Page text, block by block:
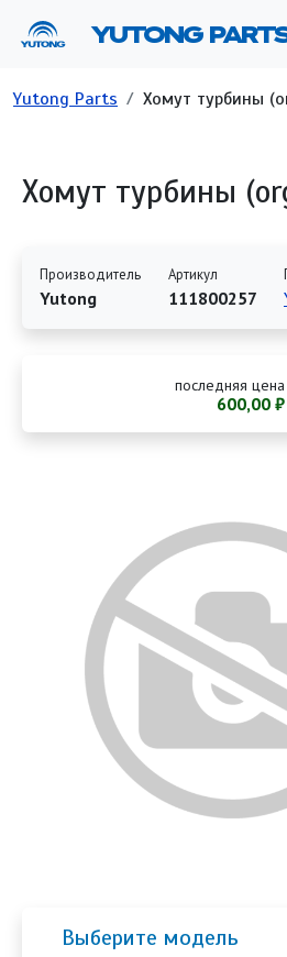
YUTONG PARTS
Строка навигации
Yutong Parts Хомут турбины
Выберите модель
Хомут турбины
Производитель
Yutong
Артикул
111800257
последняя цена
600,00 ₽